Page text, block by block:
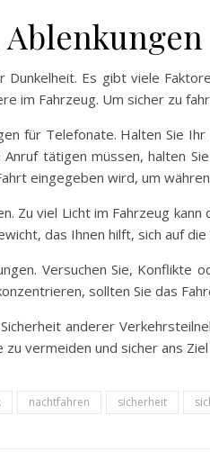
Es gibt viele
im Fahrzeug. Um sicher zu
für Telefonate. Halten Sie
tätigen müssen, halten
eingegeben wird, um
Zu viel Licht im Fahrzeug
das Ihnen hilft, sich auf
Versuchen Sie, Konflikte
sollten Sie das
anderer
vermeiden und sicher ans
nachtfahren sicherheit